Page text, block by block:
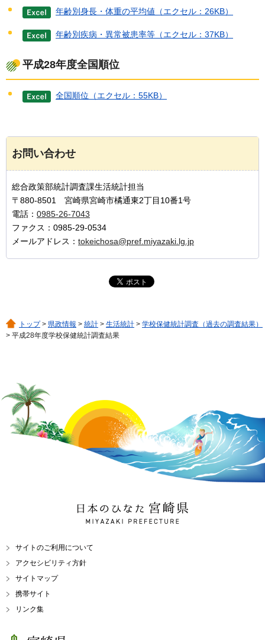
年齢別身長・体重の平均値（エクセル：26KB）
年齢別疾病・異常被患率等（エクセル：37KB）
平成28年度全国順位
全国順位（エクセル：55KB）
お問い合わせ
総合政策部統計調査課生活統計担当
〒880-8501 宮崎県宮崎市橘通東2丁目10番1号
電話： 0985-26-7043
ファクス：0985-29-0534
メールアドレス： tokeichosa@pref.miyazaki.lg.jp
トップ> 県政情報 > 統計 > 生活統計 > 学校保健統計調査（過去の調査結果）
> 平成28年度学校保健統計調査結果
日本のひなた 宮崎県
MIYAZAKI PREFECTURE
サイトのご利用について
アクセシビリティ方針
サイトマップ
携帯サイト
リンク集